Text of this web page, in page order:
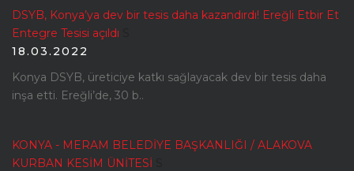
DSYB, Konya’ya dev bir tesis daha kazandırdı! Ereğli Etbir Et
Entegre Tesisi açıldı
18.03.2022
Konya DSYB, üreticiye katkı sağlayacak dev bir tesis daha
inşa etti. Ereğli’de, 30 b..
KONYA - MERAM BELEDİYE BAŞKANLIĞI / ALAKOVA
KURBAN KESİM ÜNİTESİ